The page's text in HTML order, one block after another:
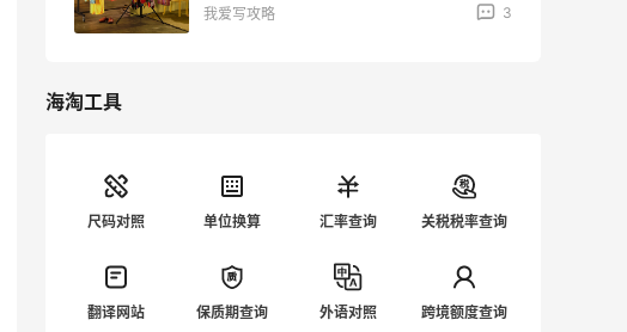
我爱写攻略 3
海淘工具
尺码对照 单位换算 汇率查询 关税税率查询
翻译网站 保质期查询 外语对照 跨境额度查询